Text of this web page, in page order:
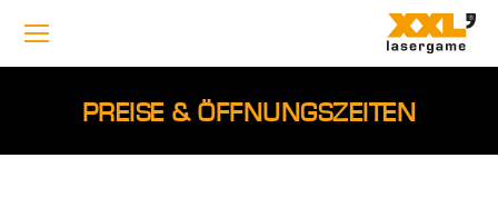
PREISE & ÖFFNUNGSZEITEN